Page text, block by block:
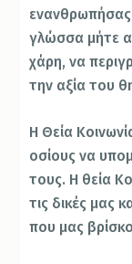
γλώσσα μήτε
χάρη, να
την αξία του
Η Θεία
οσίους να
τους. Η θεία
τις δικές μας
που μας